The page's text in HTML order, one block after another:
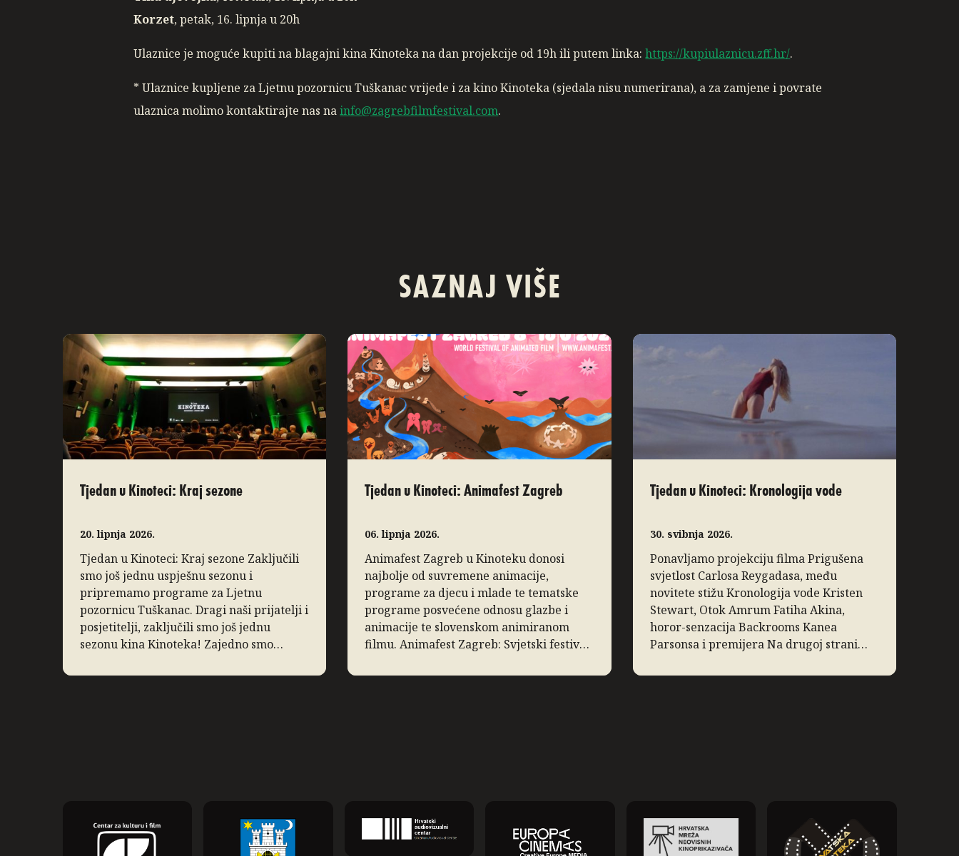
Korzet, petak, 16. lipnja u 20h
Ulaznice je moguće kupiti na blagajni kina Kinoteka na dan projekcije od 19h ili putem linka:https://kupiulaznicu.zff.hr/.
* Ulaznice kupljene za Ljetnu pozornicu Tuškanac vrijede i za kino Kinoteka (sjedala nisu numerirana), a za zamjene i povrate
ulaznica molimo kontaktirajte nas nainfo@zagrebfilmfestival.com.
SAZNAJ VIŠE
Tjedan u Kinoteci: Kraj sezone
20. lipnja 2026.
Tjedan u Kinoteci: Kraj sezone Zaključili
smo još jednu uspješnu sezonu i
pripremamo programe za Ljetnu
pozornicu Tuškanac. Dragi naši prijatelji i
posjetitelji, zaključili smo još jednu
sezonu kina Kinoteka! Zajedno smo
koristimo priliku da podsjetimo na ono po
Tjedan u Kinoteci: Animafest Zagreb
06. lipnja 2026.
Animafest Zagreb u Kinoteku donosi
najbolje od suvremene animacije,
programe za djecu i mlade te tematske
programe posvećene odnosu glazbe i
animacije te slovenskom animiranom
filmu. Animafest Zagreb: Svjetski festival
tradicionalno zaključuje Svjetski festival
Tjedan u Kinoteci: Kronologija vode
30. svibnja 2026.
Ponavljamo projekciju filma Prigušena
svjetlost Carlosa Reygadasa, među
novitete stižu Kronologija vode Kristen
Stewart, Otok Amrum Fatiha Akina,
horor-senzacija Backrooms Kanea
Parsonsa i premijera Na drugoj strani
inovativni dokumentarac Zidane, portret